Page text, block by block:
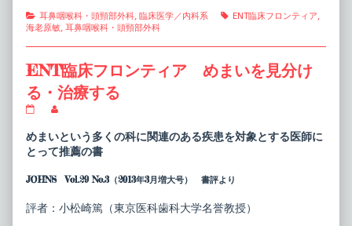
Categories
耳鼻咽喉科・頭頸部外科, 臨床医学／内科系 Tags
ENT臨床フロンティア,
海老原敏, 耳鼻咽喉科・頭頸部外科
ENT臨床フロンティア めまいを見分け
る・治療する
ENT
床
フ
ロ
テ
ア
め
posts
by
the
of
臨
床
めまいという多くの科に関連のある疾患を対象とする医師に
とって推薦の書
JOHNS Vol.29 No.3（2013年3月増大号） 書評より
評者：小松崎篤（東京医科歯科大学名誉教授）